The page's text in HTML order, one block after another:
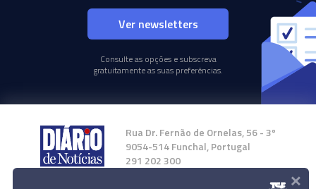
Ver newsletters
Consulte as opções e subscreva
gratuitamente as suas preferências.
Rua Dr. Fernão de Ornelas, 56 - 3º
9054-514 Funchal, Portugal
291 202 300
×